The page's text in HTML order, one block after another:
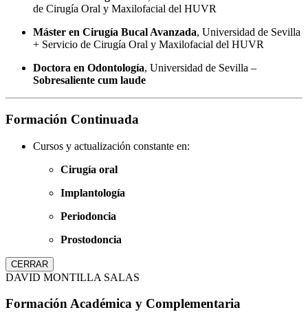
de Cirugía Oral y Maxilofacial del HUVR
Máster en Cirugía Bucal Avanzada, Universidad de Sevilla
+ Servicio de Cirugía Oral y Maxilofacial del HUVR
Doctora en Odontología, Universidad de Sevilla –
Sobresaliente cum laude
Formación Continuada
Cursos y actualización constante en:
Cirugía oral
Implantología
Periodoncia
Prostodoncia
CERRAR
DAVID MONTILLA SALAS
Formación Académica y Complementaria